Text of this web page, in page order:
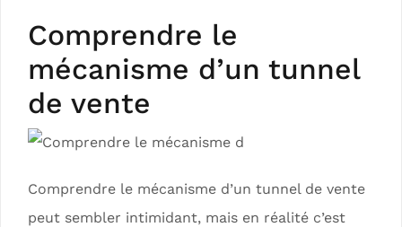
Comprendre le
mécanisme d’un tunnel
de vente
Comprendre le mécanisme d’un tunnel de vente
peut sembler intimidant, mais en réalité c’est